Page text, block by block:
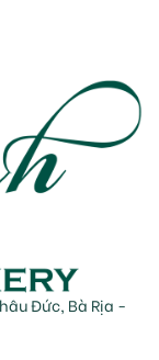
Đức, Bà Rịa -